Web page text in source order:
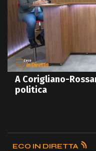
A Corigliano-
politica
ECO IN DIRETTA